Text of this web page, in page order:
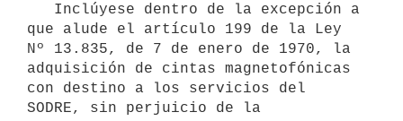
que alude el artículo 199 de la Ley
Nº 13.835, de 7 de enero de 1970, la
adquisición de cintas magnetofónicas
con destino a los servicios del
SODRE, sin perjuicio de la